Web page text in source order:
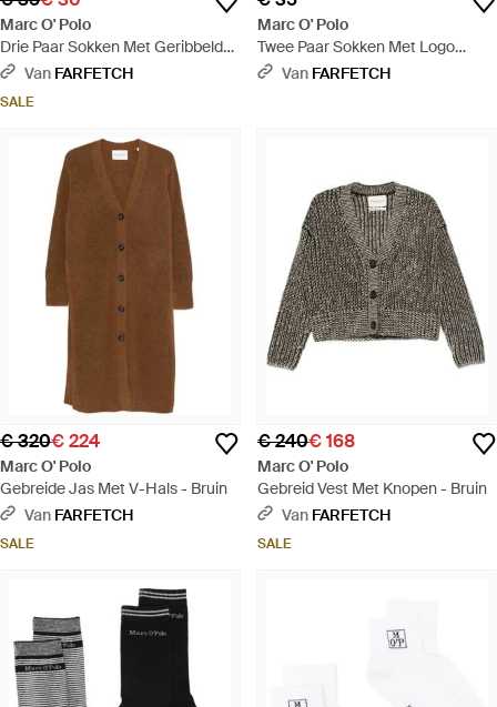
Marc O' Polo
Drie Paar Sokken Met Geribbelde
Afwerking - Zwart
Van FARFETCH
SALE
Marc O' Polo
Twee Paar Sokken Met Logo
Intarsia - Wit
Van FARFETCH
€ 320€ 224
Marc O' Polo
Gebreide Jas Met V-Hals - Bruin
Van FARFETCH
SALE
€ 240€ 168
Marc O' Polo
Gebreid Vest Met Knopen - Bruin
Van FARFETCH
SALE